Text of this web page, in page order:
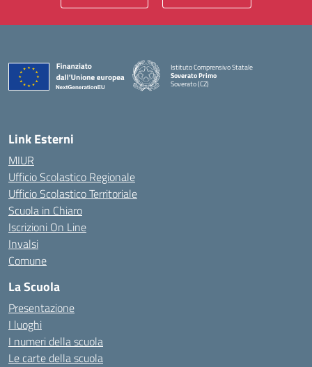
Istituto Comprensivo Statale
Soverato Primo
Soverato (CZ)
Link Esterni
MIUR
Ufficio Scolastico Regionale
Ufficio Scolastico Territoriale
Scuola in Chiaro
Iscrizioni On Line
Invalsi
Comune
La Scuola
Presentazione
I luoghi
I numeri della scuola
Le carte della scuola